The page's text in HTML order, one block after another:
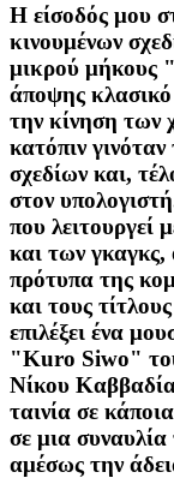
Η είσοδός μου
κινουμένων
μικρού μήκους
άποψης κλασικό
την κίνηση των
κατόπιν
σχεδίων και,
στον
που λειτουργεί
και των γκαγκς,
πρότυπα της
και τους
επιλέξει ένα
"Kuro Siwo"
Νίκου
ταινία σε
σε μια
αμέσως την